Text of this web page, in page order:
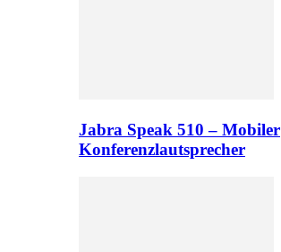
Jabra Speak 510 – Mobiler
Konferenzlautsprecher